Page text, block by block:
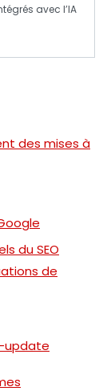
avec l’IA
des mises à
du SEO
de
update